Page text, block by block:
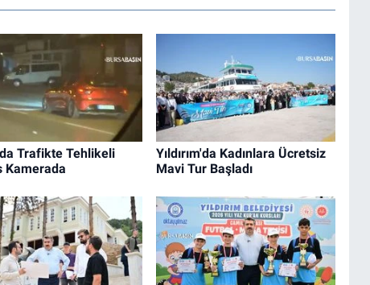
Trafikte Tehlikeli
Kamerada
Yıldırım'da Kadınlara Ücretsiz
Mavi Tur Başladı